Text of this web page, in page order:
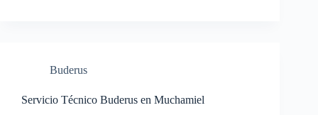
Buderus
Servicio Técnico Buderus en Muchamiel